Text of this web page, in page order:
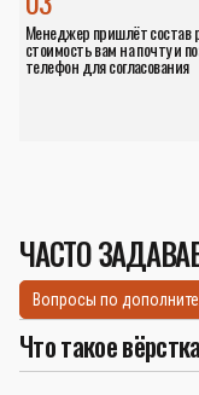
Менеджер пришлёт состав
стоимость вам на почту и
телефон для согласования
ЧАСТО
Вопросы по
Что такое